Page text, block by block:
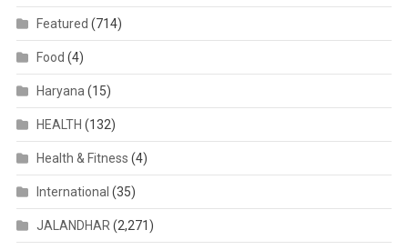
Featured (714)
Food (4)
Haryana (15)
HEALTH (132)
Health & Fitness (4)
International (35)
JALANDHAR (2,271)